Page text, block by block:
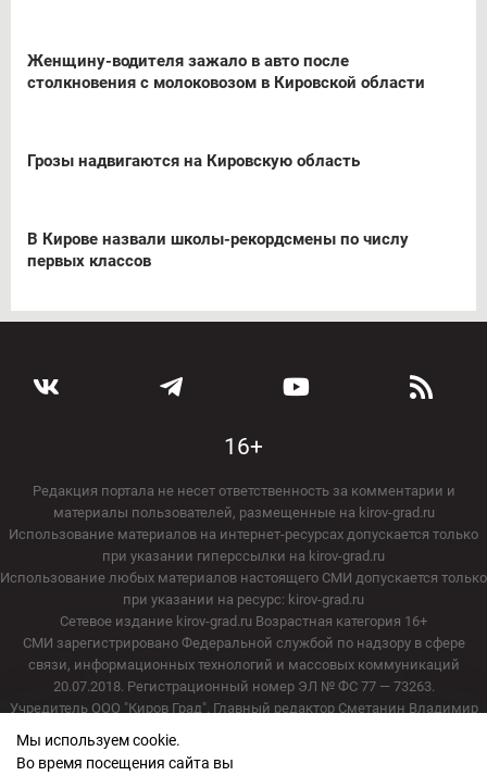
Женщину-водителя зажало в авто после
столкновения с молоковозом в Кировской области
Грозы надвигаются на Кировскую область
В Кирове назвали школы-рекордсмены по числу
первых классов
16+
Редакция портала не несет ответственность за комментарии и
материалы пользователей, размещенные на kirov-grad.ru
Использование материалов на интернет-ресурсах допускается только
при указании гиперссылки на kirov-grad.ru
Использование любых материалов настоящего СМИ допускается только
при указании на ресурс: kirov-grad.ru
Сетевое издание kirov-grad.ru Возрастная категория 16+
СМИ зарегистрировано Федеральной службой по надзору в сфере
связи, информационных технологий и массовых коммуникаций
20.07.2018. Регистрационный номер ЭЛ № ФС 77 — 73263.
Учредитель ООО "Киров Град". Главный редактор Сметанин Владимир
Мы используем cookie.
Во время посещения сайта вы